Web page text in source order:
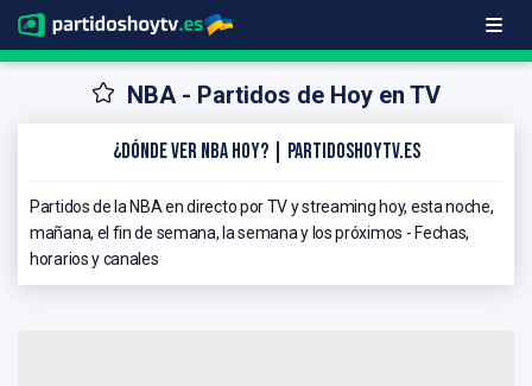
NBA - Partidos de Hoy en TV
¿Dónde ver NBA hoy? | PartidosHoyTV.es
Partidos de la NBA en directo por TV y streaming hoy, esta noche,
mañana, el fin de semana, la semana y los próximos - Fechas,
horarios y canales